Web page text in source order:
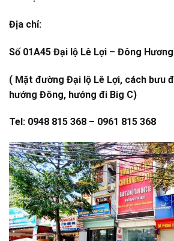
Địa chỉ:
Số 01A45 Đại lộ Lê Lợi – Đông
( Mặt đường Đại lộ Lê Lợi, cách bưu
hướng Đông, hướng đi Big C)
Tel: 0948 815 368 – 0961 815 368